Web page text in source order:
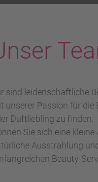
sind leidenschaftliche
unserer Passion für
Duftliebling zu finden.
Sie sich eine
Ausstrahlung
Beauty-